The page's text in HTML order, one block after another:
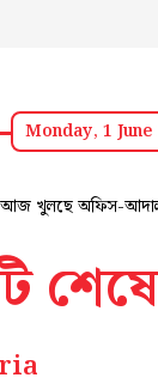
Monday, 1 June